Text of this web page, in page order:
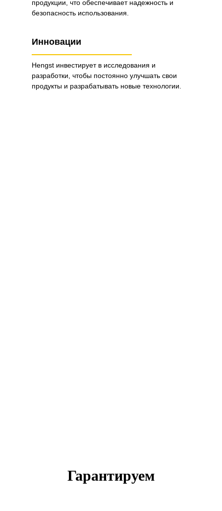
Инновации
продукции, что обеспечивает надежность и
безопасность использования.
Hengst инвестирует в исследования и
разработки, чтобы постоянно улучшать свои
продукты и разрабатывать новые технологии.
Гарантируем